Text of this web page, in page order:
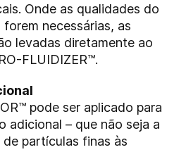
Onde as qualidades do
necessárias, as
levadas diretamente ao
FLUIDIZER™.
pode ser aplicado para
adicional – que não seja a
partículas finas às